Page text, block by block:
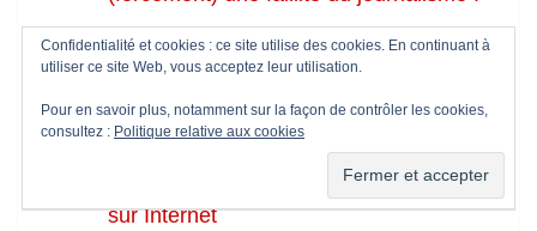
Ping : - Non, le buzz de la robe n’est pas
- Presse en ligne : 10 conseils
pour parvenir à faire payer les lecteurs
sur Internet
Confidentialité et cookies : ce site utilise des cookies. En continuant à
utiliser ce site Web, vous acceptez leur utilisation.
Pour en savoir plus, notamment sur la façon de contrôler les cookies,
consultez : Politique relative aux cookies